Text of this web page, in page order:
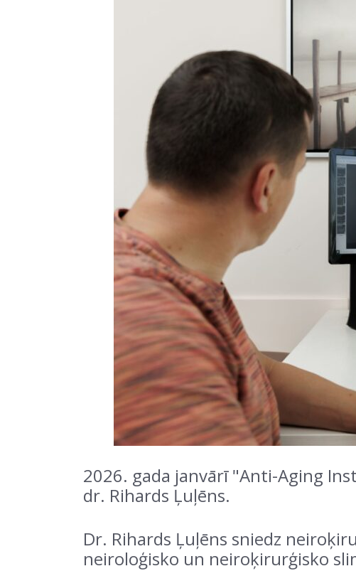
2026. gada janvārī "Anti-Aging
dr. Rihards Ļuļēns.
Dr. Rihards Ļuļēns sniedz
neiroloģisko un neiroķirurģisko